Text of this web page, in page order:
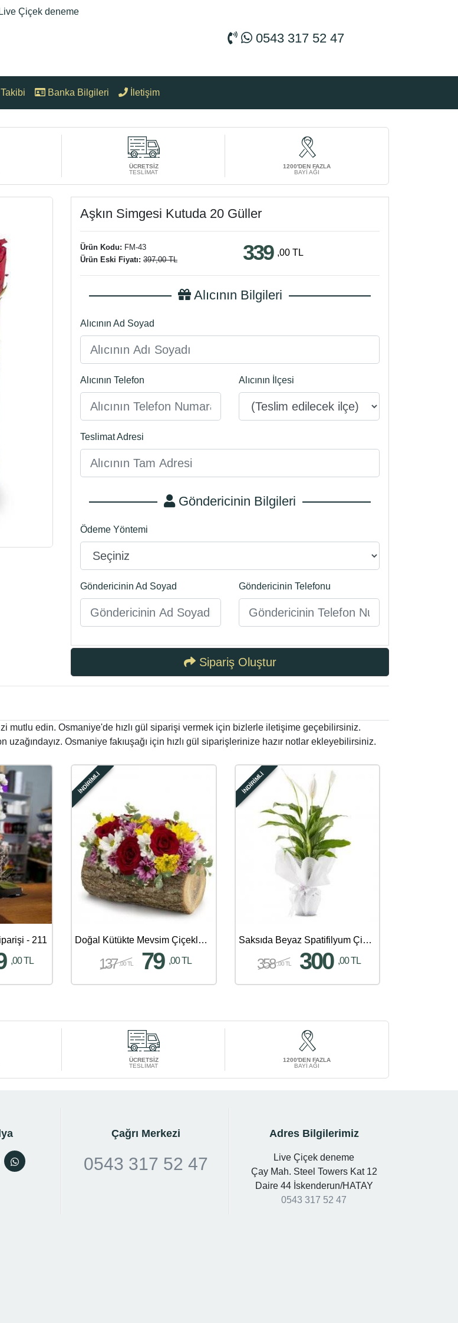
0543 317 52 47
Banka Bilgileri İletişim
ÜCRETSİZ
TESLİMAT
1200'DEN FAZLA
BAYİ AĞI
Aşkın Simgesi Kutuda 20 Güller
Ürün Kodu: FM-43
Ürün Eski Fiyatı: 397,00 TL 339 ,00 TL
Alıcının Bilgileri
Alıcının Ad Soyad
Alıcının Telefon Alıcının İlçesi
Teslimat Adresi
Göndericinin Bilgileri
Ödeme Yöntemi
Göndericinin Ad Soyad Göndericinin Telefonu
Sipariş Oluştur
edin. Osmaniye'de hızlı gül siparişi vermek için bizlerle iletişime geçebilirsiniz.
Osmaniye fakıuşağı için hızlı gül siparişlerinize hazır notlar ekleyebilirsiniz.
- 211
,00 TL
İNDİRİMLİ
Doğal Kütükte Mevsim Çiçekleri Aranjmanı
137 ,00 TL 79 ,00 TL
İNDİRİMLİ
Saksıda Beyaz Spatifilyum Çiçeği
358 ,00 TL 300 ,00 TL
ÜCRETSİZ
TESLİMAT
1200'DEN FAZLA
BAYİ AĞI
Çağrı Merkezi
0543 317 52 47
Adres Bilgilerimiz
Live Çiçek deneme
Çay Mah. Steel Towers Kat 12
Daire 44 İskenderun/HATAY
0543 317 52 47